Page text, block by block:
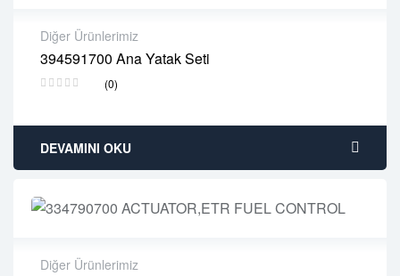
Diğer Ürünlerimiz
394591700 Ana Yatak Seti
(0)
2 years warranty
Delivery time: 1-2 business days
DEVAMINI OKU
Diğer Ürünlerimiz